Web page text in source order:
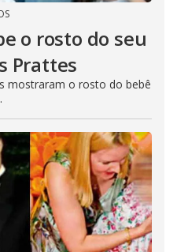
o rosto do seu
Prattes
mostraram o rosto do bebê